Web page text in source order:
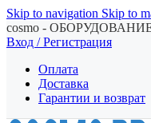
Skip to navigation Skip to
cosmo -
Вход / Регистрация
Оплата
Доставка
Гарантии и возврат